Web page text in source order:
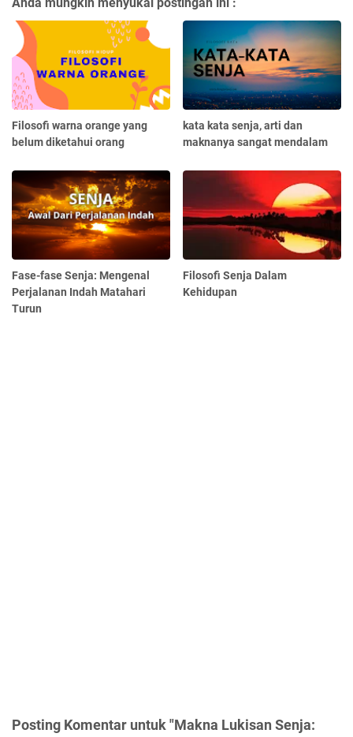
Anda mungkin menyukai postingan ini :
Filosofi warna orange yang
belum diketahui orang
kata kata senja, arti dan
maknanya sangat mendalam
Fase-fase Senja: Mengenal
Perjalanan Indah Matahari
Turun
Filosofi Senja Dalam
Kehidupan
Posting Komentar untuk "Makna Lukisan Senja: